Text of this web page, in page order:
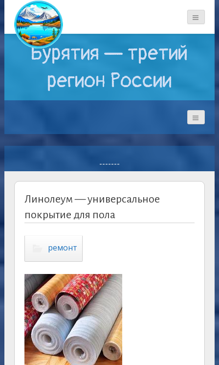
Бурятия — третий
регион России
-------
Линолеум — универсальное
покрытие для пола
ремонт